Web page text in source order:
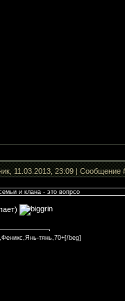
11.03.2013, 23:09 | Сообщение
и клана - это вопрсо
тянь,70+[/beg]